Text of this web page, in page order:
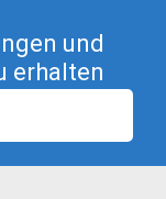
und
erhalten